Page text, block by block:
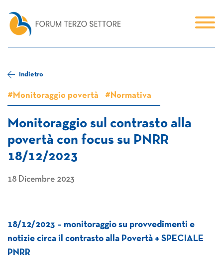
Indietro
#Monitoraggio povertà #Normativa
Monitoraggio sul contrasto alla
povertà con focus su PNRR
18/12/2023
18 Dicembre 2023
18/12/2023 – monitoraggio su provvedimenti e
notizie circa il contrasto alla Povertà + SPECIALE
PNRR